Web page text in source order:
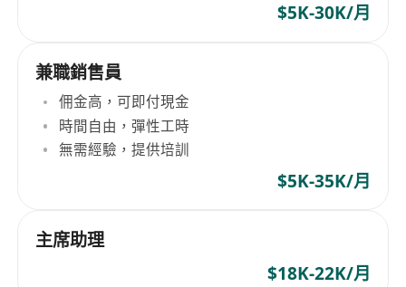
$5K-30K/月
兼職銷售員
佣金高，可即付現金
時間自由，彈性工時
無需經驗，提供培訓
$5K-35K/月
主席助理
$18K-22K/月